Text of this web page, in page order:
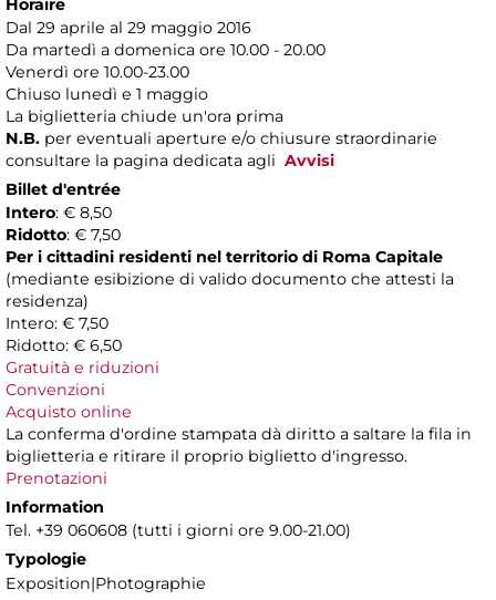
Horaire
Dal 29 aprile al 29 maggio 2016
Da martedì a domenica ore 10.00 - 20.00
Venerdì ore 10.00-23.00
Chiuso lunedì e 1 maggio
La biglietteria chiude un'ora prima
N.B. per eventuali aperture e/o chiusure straordinarie
consultare la pagina dedicata agli Avvisi
Billet d'entrée
Intero: € 8,50
Ridotto: € 7,50
Per i cittadini residenti nel territorio di Roma Capitale
(mediante esibizione di valido documento che attesti la
residenza)
Intero: € 7,50
Ridotto: € 6,50
Gratuità e riduzioni
Convenzioni
Acquisto online
La conferma d'ordine stampata dà diritto a saltare la fila in
biglietteria e ritirare il proprio biglietto d'ingresso.
Prenotazioni
Information
Tel. +39 060608 (tutti i giorni ore 9.00-21.00)
Typologie
Exposition|Photographie